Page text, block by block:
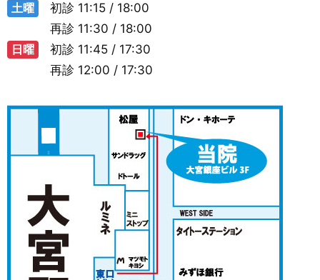
土曜
初診 11:15 / 18:00
再診 11:30 / 18:00
日曜
初診 11:45 / 17:30
再診 12:00 / 17:30